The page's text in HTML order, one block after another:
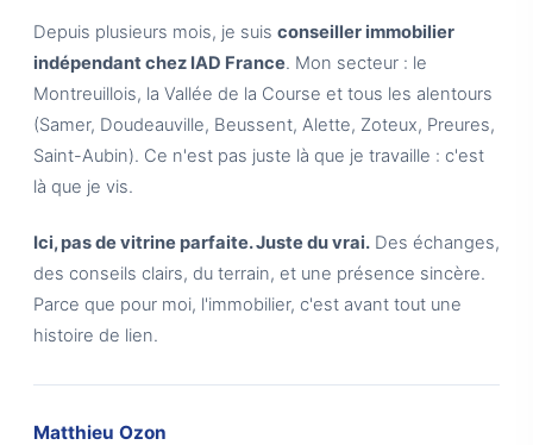
Depuis plusieurs mois, je suis conseiller immobilier
indépendant chez IAD France. Mon secteur : le
Montreuillois, la Vallée de la Course et tous les alentours
(Samer, Doudeauville, Beussent, Alette, Zoteux, Preures,
Saint-Aubin). Ce n'est pas juste là que je travaille : c'est
là que je vis.
Ici, pas de vitrine parfaite. Juste du vrai. Des échanges,
des conseils clairs, du terrain, et une présence sincère.
Parce que pour moi, l'immobilier, c'est avant tout une
histoire de lien.
Matthieu Ozon